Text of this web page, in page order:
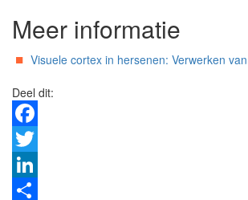
Meer informatie
Visuele cortex in hersenen: Verwerken
Deel dit:
Facebook
Twitter
LinkedIn